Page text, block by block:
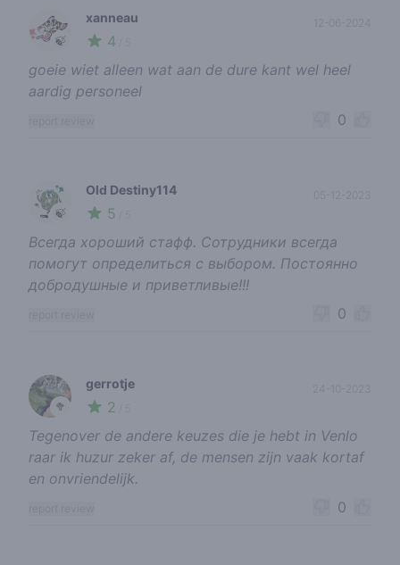
🍃
xanneau
4
goeie wiet alleen wat aan de dure kant wel heel
aardig personeel
0
🍃
Old Destiny114
5
05-12-2023
Всегда хороший стафф. Сотрудники всегда
помогут определиться с выбором. Постоянно
добродушные и приветливые!!!
0
🥦
gerrotje
2
24-10-2023
Tegenover de andere keuzes die je hebt in Venlo
raar ik huzur zeker af, de mensen zijn vaak kortaf
en onvriendelijk.
0